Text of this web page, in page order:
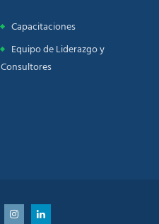
Capacitaciones
Equipo de Liderazgo y
Consultores